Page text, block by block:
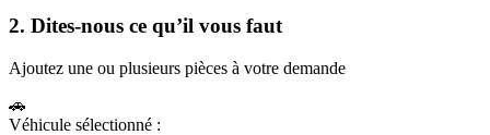
2. Dites-nous ce qu’il vous faut
Ajoutez une ou plusieurs pièces à votre demande
🚗
Véhicule sélectionné :